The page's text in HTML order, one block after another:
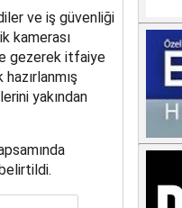
ve iş güvenliği
kamerası
gezerek itfaiye
yakından